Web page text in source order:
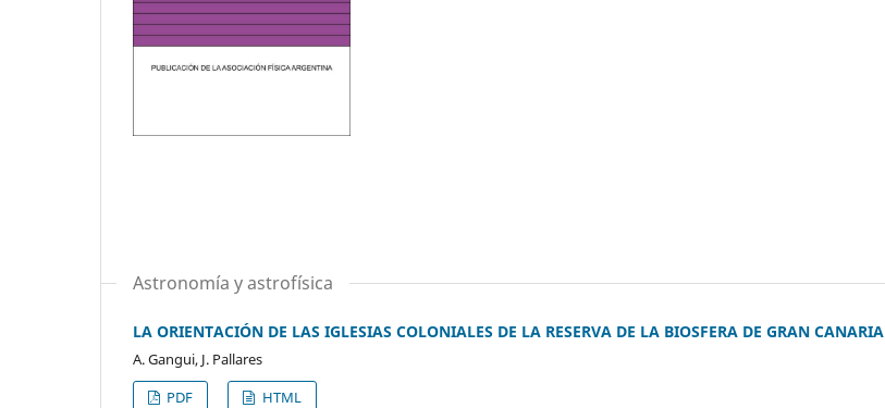
Astronomía y astrofísica
LA ORIENTACIÓN DE LAS IGLESIAS COLONIALES DE LA RESERVA DE LA BIOSFERA DE GRAN CANARIA
A. Gangui, J. Pallares
PDF
HTML